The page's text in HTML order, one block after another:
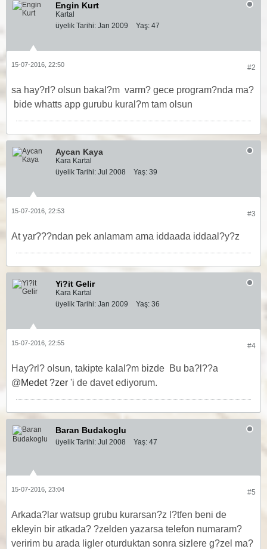
Engin Kurt
Kartal
üyelik Tarihi: Jan 2009 Yaş: 47
#2
15-07-2016, 22:50
sa hay?rl? olsun bakal?m varm? gece program?nda ma?
bide whatts app gurubu kural?m tam olsun
Aycan Kaya
Kara Kartal
üyelik Tarihi: Jul 2008 Yaş: 39
#3
15-07-2016, 22:53
At yar???ndan pek anlamam ama iddaada iddaal?y?z
Yi?it Gelir
Kara Kartal
üyelik Tarihi: Jan 2009 Yaş: 36
#4
15-07-2016, 22:55
Hay?rl? olsun, takipte kalal?m bizde Bu ba?l??a
@Medet ?zer 'i de davet ediyorum.
Baran Budakoglu
üyelik Tarihi: Jul 2008 Yaş: 47
#5
15-07-2016, 23:04
Arkada?lar watsup grubu kurarsan?z l?tfen beni de
ekleyin bir atkada? ?zelden yazarsa telefon numaram?
veririm bu arada ligler oturduktan sonra sizlere g?zel ma?